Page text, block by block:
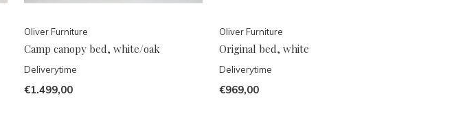
Oliver Furniture
Camp canopy bed, white/oak
Deliverytime
€1.499,00
Oliver Furniture
Original bed, white
Deliverytime
€969,00